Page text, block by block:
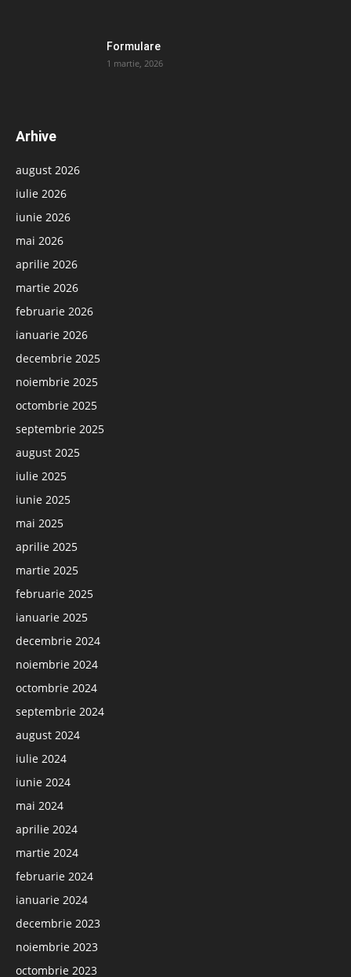
Formulare
1 martie, 2026
Arhive
august 2026
iulie 2026
iunie 2026
mai 2026
aprilie 2026
martie 2026
februarie 2026
ianuarie 2026
decembrie 2025
noiembrie 2025
octombrie 2025
septembrie 2025
august 2025
iulie 2025
iunie 2025
mai 2025
aprilie 2025
martie 2025
februarie 2025
ianuarie 2025
decembrie 2024
noiembrie 2024
octombrie 2024
septembrie 2024
august 2024
iulie 2024
iunie 2024
mai 2024
aprilie 2024
martie 2024
februarie 2024
ianuarie 2024
decembrie 2023
noiembrie 2023
octombrie 2023